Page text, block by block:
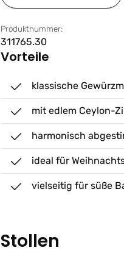
Produktnummer:
311765.30
Vorteile
klassische
mit edlem Ceylon-
harmonisch
ideal für
vielseitig für süße
Stollen